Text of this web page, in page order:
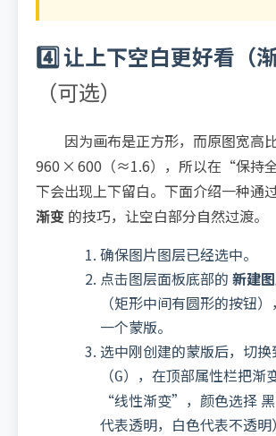
4️⃣ 让上下空白更好看（渐
（可选）
因为画布是正方形，而原图宽高
960 × 600（≈1.6），所以在“保持
下会出现上下留白。下面介绍一种通
渐变 的技巧，让空白部分自然过渡。
确保图片图层已经选中。
点击图层面板底部的 新建
（矩形中间有圆形的按钮
一个蒙版。
选中刚创建的蒙版后，切换
（G），在顶部属性栏把渐
“线性渐变”，颜色选择
代表透明，白色代表不透明